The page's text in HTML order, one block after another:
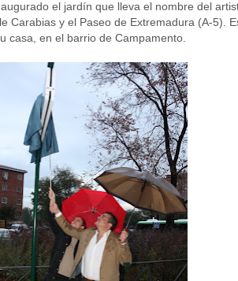
el jardín que lleva el nombre del
Carabias y el Paseo de Extremadura (A-5).
casa, en el barrio de Campamento.